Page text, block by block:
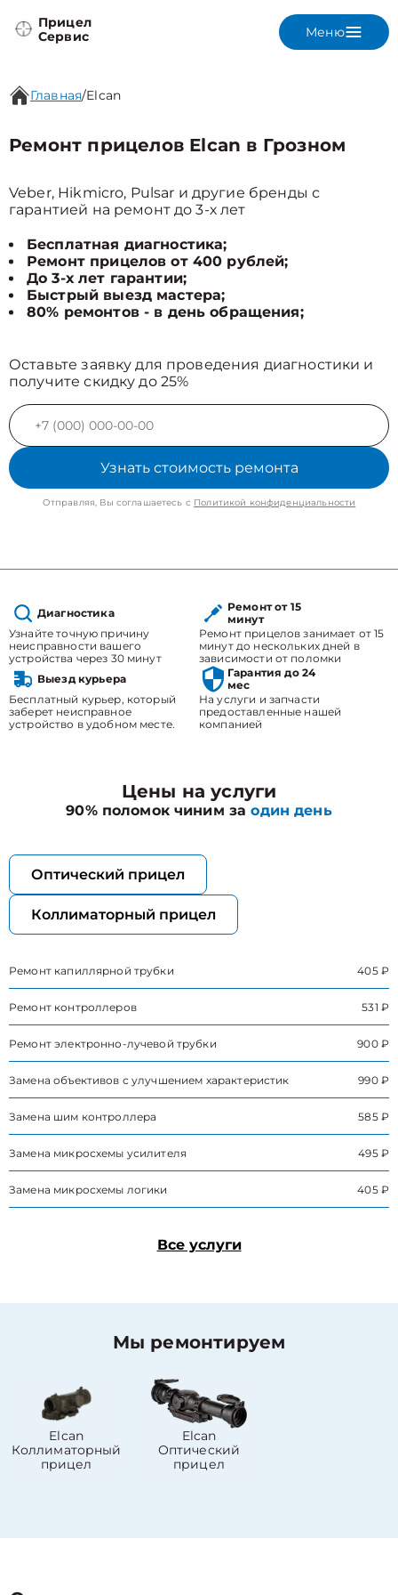
Прицел
Сервис
Меню
Главная/Elcan
Ремонт прицелов Elcan в Грозном
Veber, Hikmicro, Pulsar и другие бренды с
гарантией на ремонт до 3-х лет
Бесплатная диагностика;
Ремонт прицелов от 400 рублей;
До 3-х лет гарантии;
Быстрый выезд мастера;
80% ремонтов - в день обращения;
Оставьте заявку для проведения диагностики и
получите скидку до 25%
Узнать стоимость ремонта
Отправляя, Вы соглашаетесь с Политикой конфиденциальности
Диагностика
Узнайте точную причину
неисправности вашего
устройства через 30 минут
Ремонт от 15
минут
Ремонт прицелов занимает от 15
минут до нескольких дней в
зависимости от поломки
Выезд курьера
Бесплатный курьер, который
заберет неисправное
устройство в удобном месте.
Гарантия до 24
мес
На услуги и запчасти
предоставленные нашей
компанией
Цены на услуги
90% поломок чиним заодин день
Оптический прицел
Коллиматорный прицел
Ремонт капиллярной трубки 405 ₽
Ремонт контроллеров 531 ₽
Ремонт электронно-лучевой трубки 900 ₽
Замена объективов с улучшением характеристик 990 ₽
Замена шим контроллера 585 ₽
Замена микросхемы усилителя 495 ₽
Замена микросхемы логики 405 ₽
Все услуги
Мы ремонтируем
Elcan
Коллиматорный
прицел
Elcan
Оптический
прицел